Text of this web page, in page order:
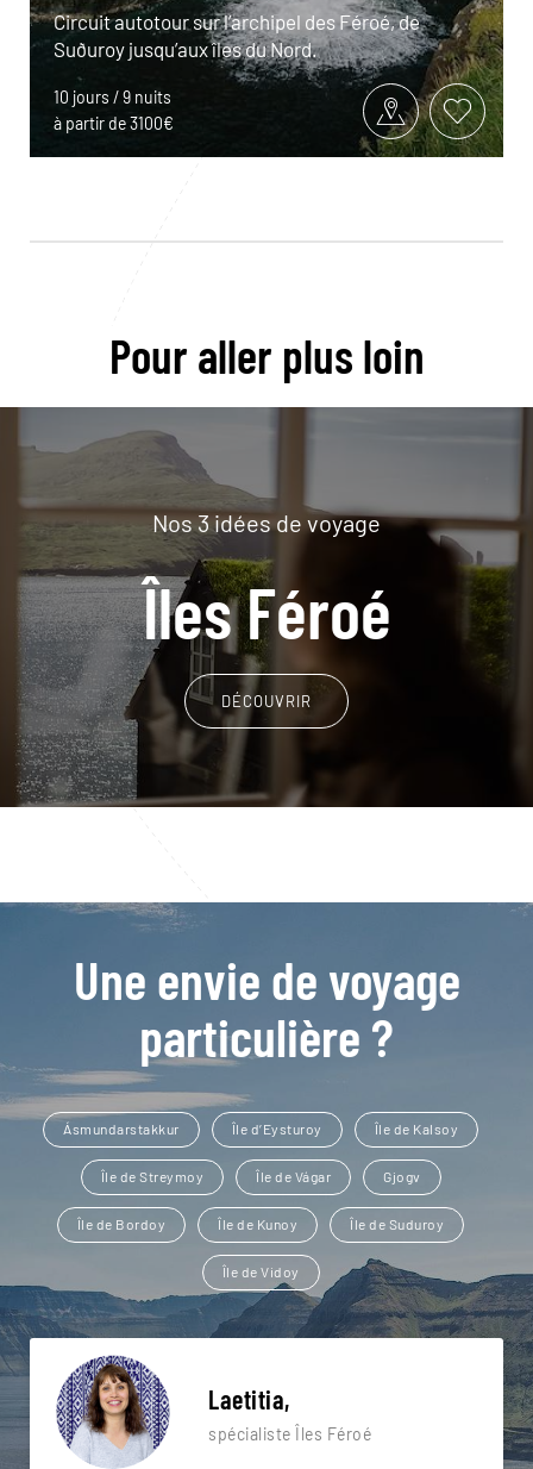
Circuit autotour sur l’archipel des Féroé, de
Suðuroy jusqu’aux îles du Nord.
10 jours / 9 nuits
à partir de 3100€
Pour aller plus loin
Nos 3 idées de voyage
Îles Féroé
DÉCOUVRIR
Une envie de voyage
particulière ?
Ásmundarstakkur Île d’Eysturoy Île de Kalsoy
Île de Streymoy Île de Vágar Gjogv
Île de Bordoy Île de Kunoy Île de Suduroy
Île de Vidoy
Laetitia,
spécialiste Îles Féroé